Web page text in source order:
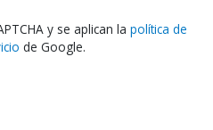
y se aplican la política de
de Google.